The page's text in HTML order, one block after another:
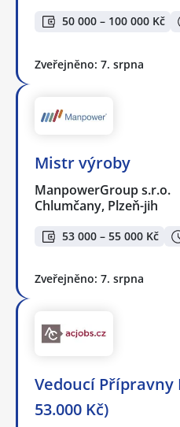
50 000 – 100 000 Kč
Zveřejněno: 7. srpna
Mistr výroby
ManpowerGroup s.r.o.
Chlumčany, Plzeň-jih
53 000 – 55 000 Kč
Zveřejněno: 7. srpna
Vedoucí Přípravny
53.000 Kč)